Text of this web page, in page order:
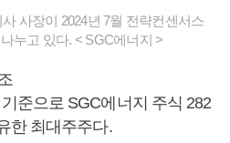
사장이 2024년 7월 전략컨센서스
누고 있다. < SGC에너지 >
준으로 SGC에너지 주식 282
한 최대주주다.